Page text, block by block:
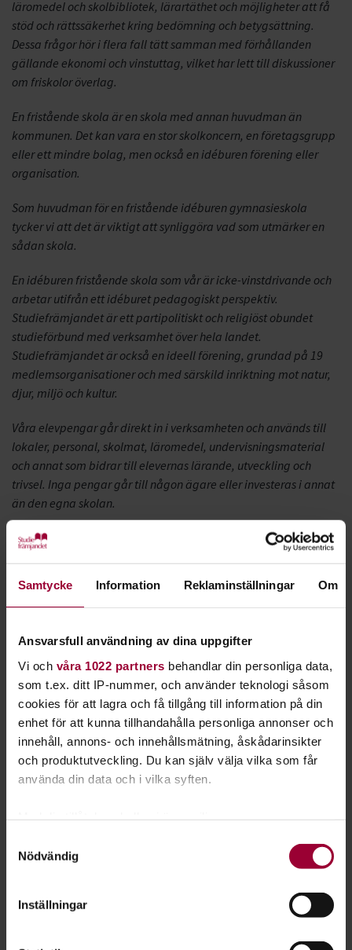
Samtycke Information Reklaminställningar Om
Ansvarsfull användning av dina uppgifter
Vi och våra 1022 partners behandlar din personliga data,
som t.ex. ditt IP-nummer, och använder teknologi såsom
cookies för att lagra och få tillgång till information på din
enhet för att kunna tillhandahålla personliga annonser och
innehåll, annons- och innehållsmätning, åskådarinsikter
och produktutveckling. Du kan själv välja vilka som får
använda din data och i vilka syften.
som kan ha en noggrannhet på upp till flera meter
Nödvändig
Inställningar
läromedel och skolbibliotek, lärartäthet och möjligheter att få
stöd och rättssäkerhet kring bedömning och betygsättning.
Dessa frågor hör i flera fall tätt samman med förhållanden
gällande ekonomi och vinstuttag, vilket har lett till diskussioner
om friskolor överlag.
En fristående skola är en skola med annan huvudman än
kommunen. Det kan vara en stor skolkoncern, en företagsgrupp
eller ett mindre bolag, men också en idéburen förening eller
organisation.
Som huvudman för en fristående idéburen gymnasieskola
tycker vi att det är viktigt att synliggöra vad som utmärker en
sådan skola.
En idéburen fristående skola som vår är icke-vinstdrivande och
arbetar utifrån ett idéburet pedagogiskt perspektiv.
Studiefrämjandet är ett partipolitiskt och religiöst obundet
studieförbund med verksamhet över hela landet.
Studiefrämjandet är också en ideell förening, grundad på 19
medlemsorganisationer och med särskild inriktning mot natur,
djur, miljö och kultur.
Våra elevpengar går direkt in i verksamheten och används till
lokaler, personal, skolmat, läromedel, undervisningsmaterial
och annat som bidrar till elevernas lärande, utveckling och
trivsel. Inga pengar går till någon ägare eller investeras i annat
än den egna skolan.
Eftersom vi på Studiefrämjandet är ett studieförbund bygger
skolans pedagogik på folkbildningstankar om att skapa
betona sammanhang, reflektion och djupare förståelse. Vi är
också inspirerade av estetiska lärprocesser där eleven ges
med planering, genomförande och utvärdering av sådana
projekt.
Film & Musikgymnasiet har funnits sedan 2004. Både som
huvudman och skola vill vi fortsätta att bidra med en
samhällsnyttig och icke-vinstutdelande verksamhet präglad av
mångfald och utveckling.
Maria Fagerberg
Film & Musikgymnasiet är en liten skola som drivs helt utan